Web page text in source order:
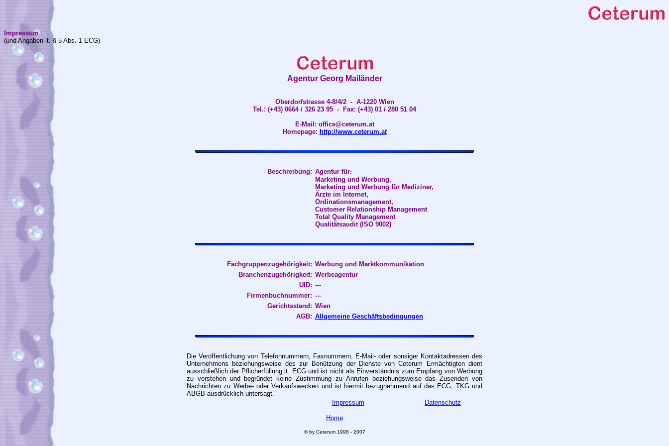
Impressum
(und Angaben lt. § 5 Abs. 1 ECG)
Agentur Georg Mailänder
Oberdorfstrasse 4-8/4/2 - A-1220 Wien
Tel.: (+43) 0664 / 326 23 95 - Fax: (+43) 01 / 280 51 04
E-Mail: office@ceterum.at
Homepage: http://www.ceterum.at
Beschreibung: Agentur für:
Marketing und Werbung,
Marketing und Werbung für Mediziner,
Ärzte im Internet,
Ordinationsmanagement,
Customer Relationship Management
Total Quality Management
Qualitätsaudit (ISO 9002)
Fachgruppenzugehörigkeit: Werbung und Marktkommunikation
Branchenzugehörigkeit: Werbeagentur
UID: ---
Firmenbuchnummer: ---
Gerichtsstand: Wien
AGB: Allgemeine Geschäftsbedingungen
Die Veröffentlichung von Telefonnummern, Faxnummern, E-Mail- oder sonsiger Kontaktadressen des
Unternehmens beziehungsweise des zur Benützung der Dienste von Ceterum Ermächtigten dient
ausschließlich der Pflicherfüllung lt. ECG und ist nicht als Einverständnis zum Empfang von Werbung
zu verstehen und begründet keine Zustimmung zu Anrufen beziehungsweise das Zusenden von
Nachrichten zu Werbe- oder Verkaufswecken und ist hiermit bezugnehmend auf das ECG, TKG und
ABGB ausdrücklich untersagt.
Impressum
Datenschutz
Home
© by Ceterum 1998 - 2007